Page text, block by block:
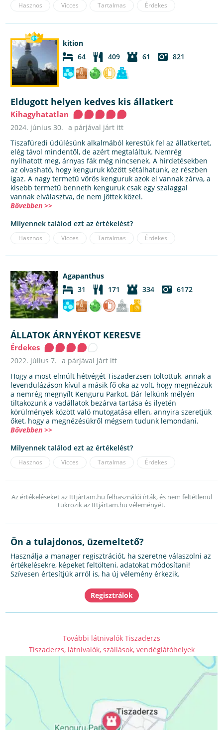
Hasznos Vicces Tartalmas Érdekes
kition
64
409 61 821
Eldugott helyen kedves kis állatkert
Kihagyhatatlan
2024. június 30. a párjával járt itt
Tiszafüredi üdülésünk alkalmából kerestük fel az állatkertet,
elég távol mindentől, de azért megtaláltuk. Nemrég
nyílhatott meg, árnyas fák még nincsenek. A hirdetésekben
az olvasható, hogy kenguruk között sétálhatunk, ez részben
igaz. A nagy termetű vörös kenguruk azok el vannak zárva, a
kisebb termetű benneth kenguruk csak egy szalaggal
vannak elválasztva, de nem jöttek közel.
Bővebben >>
Milyennek találod ezt az értékelést?
Hasznos Vicces Tartalmas Érdekes
Agapanthus
31
171 334 6172
ÁLLATOK ÁRNYÉKOT KERESVE
Érdekes
2022. július 7. a párjával járt itt
Hogy a most elmúlt hétvégét Tiszaderzsen töltöttük, annak a
levendulázáson kívül a másik fő oka az volt, hogy megnézzük
a nemrég megnyílt Kenguru Parkot. Bár lelkünk mélyén
tiltakozunk a vadállatok bezárva tartása és ilyetén
körülmények között való mutogatása ellen, annyira szeretjük
őket, hogy a megnézésükről mégsem tudunk lemondani.
Bővebben >>
Milyennek találod ezt az értékelést?
Hasznos Vicces Tartalmas Érdekes
Az értékeléseket az Ittjártam.hu felhasználói írták, és nem feltétlenül
tükrözik az Ittjártam.hu véleményét.
Ön a tulajdonos, üzemeltető?
Használja a manager regisztrációt, ha szeretne válaszolni az
értékelésekre, képeket feltölteni, adatokat módosítani!
Szívesen értesítjük arról is, ha új vélemény érkezik.
További látnivalók Tiszaderzs
Tiszaderzs, látnivalók, szállások, vendéglátóhelyek